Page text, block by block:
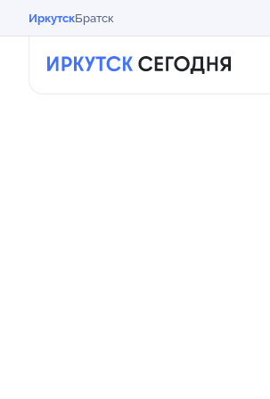
ИркутскБратск